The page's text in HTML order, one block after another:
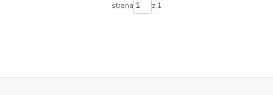
strana z 1